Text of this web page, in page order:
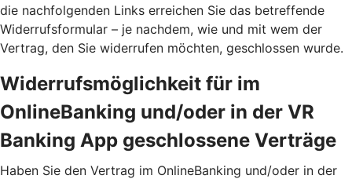
die nachfolgenden Links erreichen Sie das betreffende
Widerrufsformular – je nachdem, wie und mit wem der
Vertrag, den Sie widerrufen möchten, geschlossen wurde.
Widerrufsmöglichkeit für im
OnlineBanking und/oder in der VR
Banking App geschlossene Verträge
Haben Sie den Vertrag im OnlineBanking und/oder in der